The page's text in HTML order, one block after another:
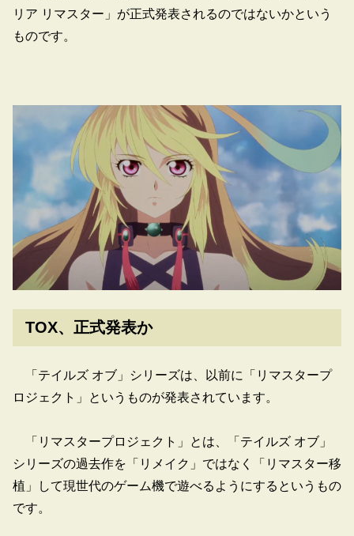
リア リマスター」が正式発表されるのではないかという
ものです。
TOX、正式発表か
「テイルズ オブ」シリーズは、以前に「リマスタープ
ロジェクト」というものが発表されています。
「リマスタープロジェクト」とは、「テイルズ オブ」
シリーズの過去作を「リメイク」ではなく「リマスター移
植」して現世代のゲーム機で遊べるようにするというもの
です。